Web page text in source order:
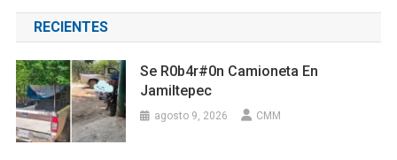
RECIENTES
Se R0b4r#0n Camioneta En
Jamiltepec
agosto 9, 2026 CMM